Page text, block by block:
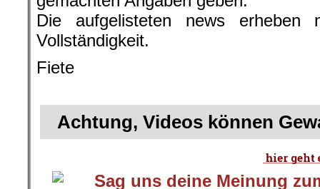
Die aufgelisteten news erheben
Vollständigkeit.
Fiete
Achtung, Videos können